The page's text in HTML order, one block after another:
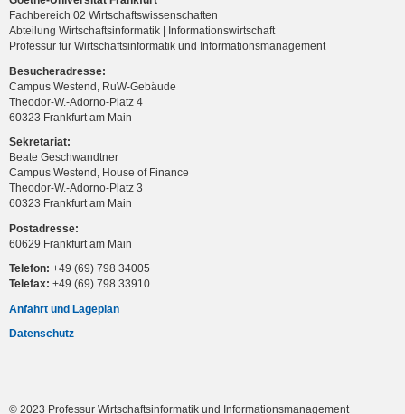
Fachbereich 02 Wirtschaftswissenschaften
Abteilung Wirtschaftsinformatik | Informationswirtschaft
Professur für Wirtschaftsinformatik und Informationsmanagement
Besucheradresse:
Campus Westend, RuW-Gebäude
Theodor-W.-Adorno-Platz 4
60323 Frankfurt am Main
Sekretariat:
Beate Geschwandtner
Campus Westend, House of Finance
Theodor-W.-Adorno-Platz 3
60323 Frankfurt am Main
Postadresse:
60629 Frankfurt am Main
Telefon: +49 (69) 798 34005
Telefax: +49 (69) 798 33910
Anfahrt und Lageplan
Datenschutz
© 2023 Professur Wirtschaftsinformatik und Informationsmanagement